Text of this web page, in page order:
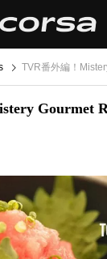
TVR番外編！Mistery
Gourmet